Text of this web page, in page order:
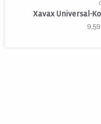
Xavax Universal-
9,59